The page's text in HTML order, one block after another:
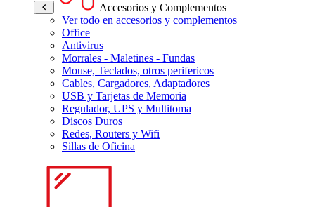
Accesorios y Complementos
Ver todo en accesorios y complementos
Office
Antivirus
Morrales - Maletines - Fundas
Mouse, Teclados, otros perifericos
Cables, Cargadores, Adaptadores
USB y Tarjetas de Memoria
Regulador, UPS y Multitoma
Discos Duros
Redes, Routers y Wifi
Sillas de Oficina